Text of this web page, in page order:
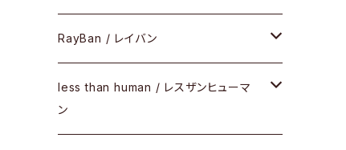
SUNSHIFT
ケア用品
その他
メガネフレーム
サングラス
Frogskins(フロッグスキン )
その他
RayBan / レイバン
メガネフレーム
サングラス
less than human / レスザンヒューマ
ン